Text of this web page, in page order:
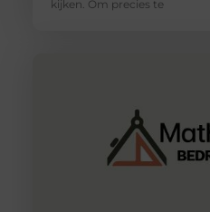
kijken. Om precies te